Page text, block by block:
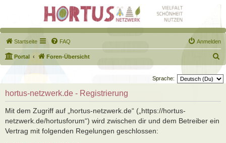
Startseite FAQ Anmelden
Portal Foren-Übersicht
u
c
Sprache:
hortus-netzwerk.de - Registrierung
Mit dem Zugriff auf „hortus-netzwerk.de“ („https://hortus-
netzwerk.de/hortusforum“) wird zwischen dir und dem Betreiber ein
Vertrag mit folgenden Regelungen geschlossen: